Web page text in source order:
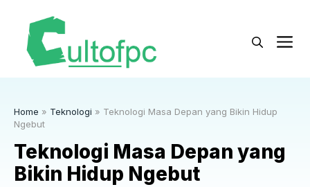
Home » Teknologi » Teknologi Masa Depan yang Bikin Hidup
Ngebut
Teknologi Masa Depan yang
Bikin Hidup Ngebut